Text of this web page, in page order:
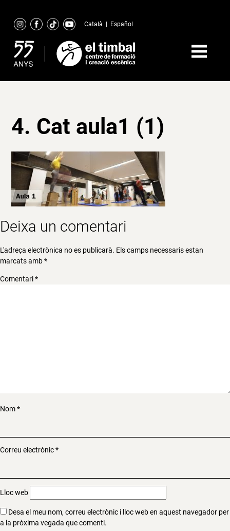
content
Català Español
4. Cat aula1 (1)
Deixa un comentari
L'adreça electrònica no es publicarà. Els camps necessaris estan
marcats amb*
Comentari*
Nom*
Correu electrònic*
Lloc web
Desa el meu nom, correu electrònic i lloc web en aquest navegador per
a la pròxima vegada que comenti.